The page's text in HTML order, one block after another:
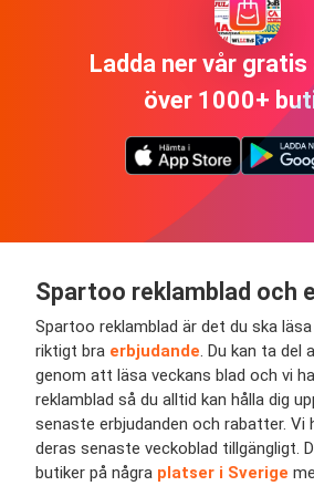
Ladda ner vår gratis
över 1000+
Spartoo reklamblad och
Spartoo reklamblad är det du ska
riktigt bra erbjudande. Du kan ta del
genom att läsa veckans blad och vi
reklamblad så du alltid kan hålla dig
senaste erbjudanden och rabatter. Vi
deras senaste veckoblad tillgängligt.
butiker på några platser i Sverige